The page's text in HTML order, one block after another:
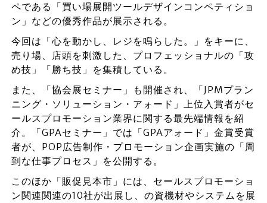
ペである「買い場展開ツールデザインコンペティショ
ン」などの優秀作品が展示される。
今回は「心を動かし、レジを鳴らした。」をキーに、
売り場、店頭を刺激した、プロフェッショナルの「攻
め技」「勝ち技」を集積している。
また、「協会展セミナー」も開催され、「JPMプラン
ニング・ソリューション・アォード」上位入賞者がセ
ールスプロモーション業界に関する最先端情報を紹
介。「GPAセミナー」では「GPAアォード」金賞受賞
者が、POP広告制作・プロモーション企画実施の「周
到な仕事プロセス」を公開する。
このほか「販促見本市」には、セールスプロモーショ
ン関連関連の10社が出展し、の資機材やシステムを展